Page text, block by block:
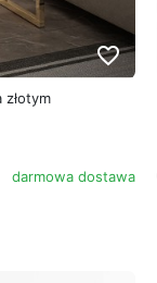
favorite_border
złotym
darmowa dostawa